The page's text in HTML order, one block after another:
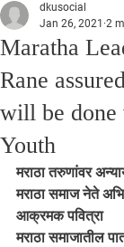
Maratha
Rane
will be done
Youth
dkusocial
Jan 26, 2021 2
मराठा तरुणांवर
मराठा समाज नेते
आक्रमक पवित्रा
मराठा समाजातील